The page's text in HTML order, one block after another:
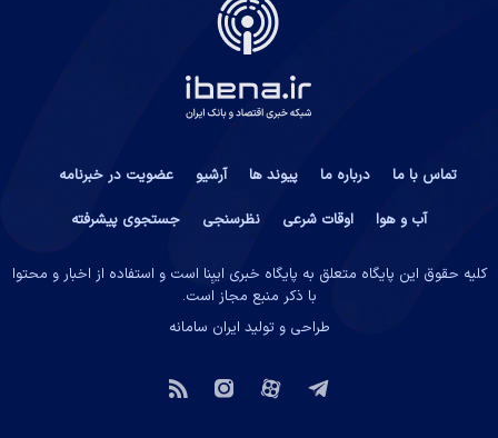
تماس با ما درباره ما پیوند ها آرشیو
عضویت در خبرنامه
آب و هوا
اوقات شرعی نظرسنجی جستجوی پیشرفته
کلیه حقوق این پایگاه متعلق به پایگاه خبری ایبِنا است و استفاده از اخبار و محتوا
با ذکر منبع مجاز است.
طراحی و تولید ایران سامانه